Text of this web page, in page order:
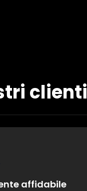
clienti
affidabile